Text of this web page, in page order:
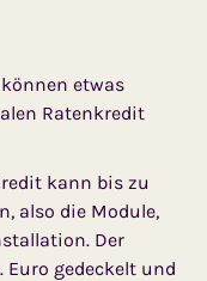
etwas
Ratenkredit
kann bis zu
also die Module,
Der
gedeckelt und